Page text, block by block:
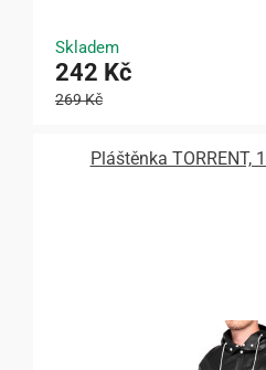
Skladem
242 Kč
269 Kč
Pláštěnka TORRENT,